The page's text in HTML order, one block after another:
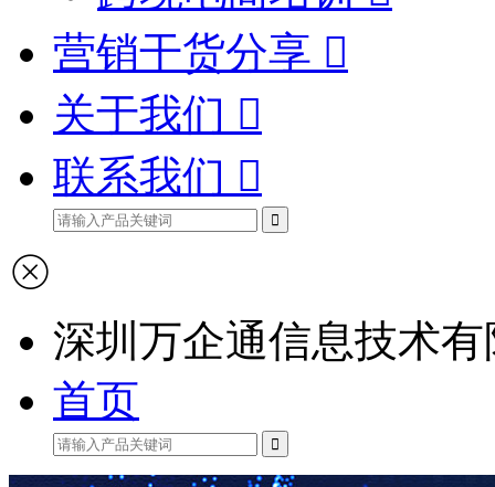
营销干货分享
关于我们
联系我们
深圳万企通信息技术
首页